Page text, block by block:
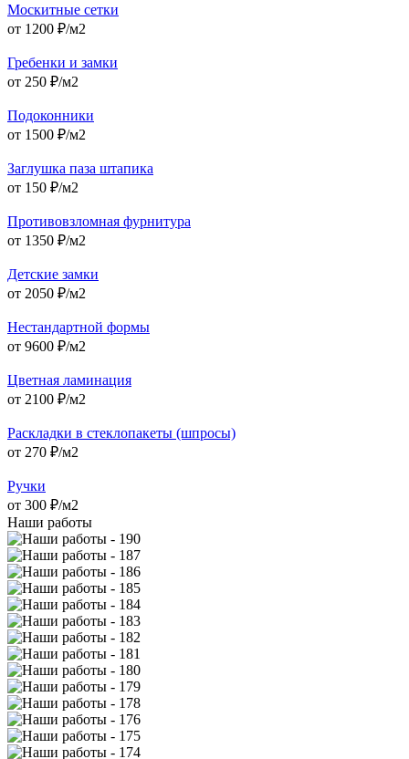
Москитные сетки
от 1200 ₽/м2
Гребенки и замки
от 250 ₽/м2
Подоконники
от 1500 ₽/м2
Заглушка паза штапика
от 150 ₽/м2
Противовзломная фурнитура
от 1350 ₽/м2
Детские замки
от 2050 ₽/м2
Нестандартной формы
от 9600 ₽/м2
Цветная ламинация
от 2100 ₽/м2
Раскладки в стеклопакеты (шпросы)
от 270 ₽/м2
Ручки
от 300 ₽/м2
Наши работы